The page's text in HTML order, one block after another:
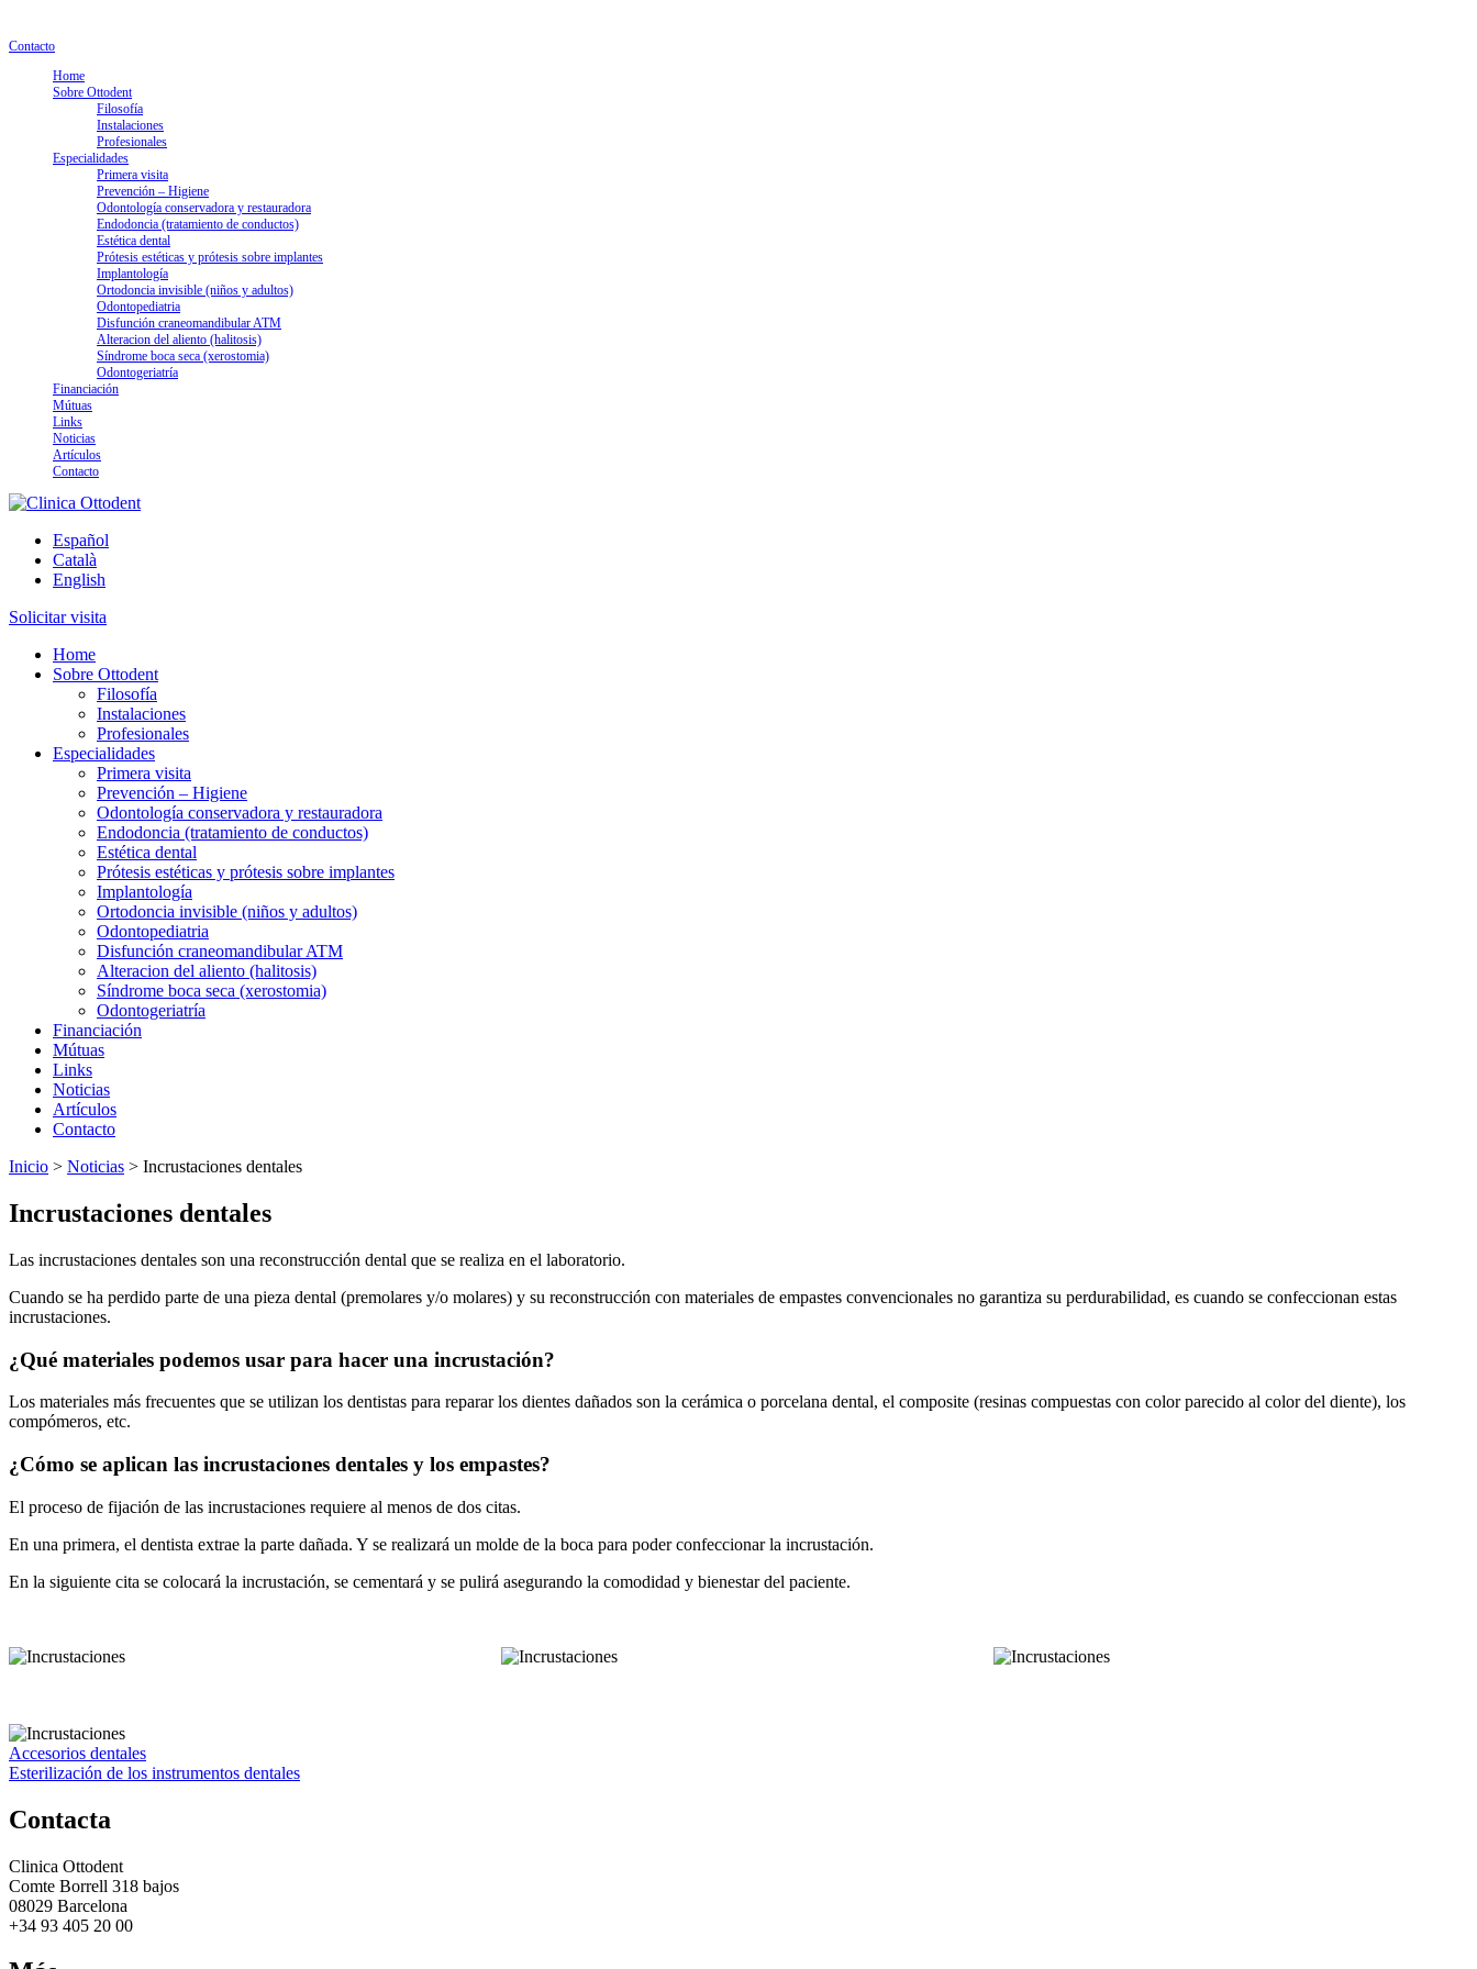
Contacto
Home
Sobre Ottodent
Filosofía
Instalaciones
Profesionales
Especialidades
Primera visita
Prevención – Higiene
Odontología conservadora y restauradora
Endodoncia (tratamiento de conductos)
Estética dental
Prótesis estéticas y prótesis sobre implantes
Implantología
Ortodoncia invisible (niños y adultos)
Odontopediatria
Disfunción craneomandibular ATM
Alteracion del aliento (halitosis)
Síndrome boca seca (xerostomia)
Odontogeriatría
Financiación
Mútuas
Links
Noticias
Artículos
Contacto
Clinica Ottodent
Arte y tecnología dental
Español
Català
English
Solicitar visita
Home
Sobre Ottodent
Filosofía
Instalaciones
Profesionales
Especialidades
Primera visita
Prevención – Higiene
Odontología conservadora y restauradora
Endodoncia (tratamiento de conductos)
Estética dental
Prótesis estéticas y prótesis sobre implantes
Implantología
Ortodoncia invisible (niños y adultos)
Odontopediatria
Disfunción craneomandibular ATM
Alteracion del aliento (halitosis)
Síndrome boca seca (xerostomia)
Odontogeriatría
Financiación
Mútuas
Links
Noticias
Artículos
Contacto
Inicio > Noticias > Incrustaciones dentales
Incrustaciones dentales
Las incrustaciones dentales son una reconstrucción dental que se realiza en el laboratorio.
Cuando se ha perdido parte de una pieza dental (premolares y/o molares) y su reconstrucción con materiales de empastes convencionales no garantiza su perdurabilidad, es cuando se confeccionan estas
incrustaciones.
¿Qué materiales podemos usar para hacer una incrustación?
Los materiales más frecuentes que se utilizan los dentistas para reparar los dientes dañados son la cerámica o porcelana dental, el composite (resinas compuestas con color parecido al color del diente), los
compómeros, etc.
¿Cómo se aplican las incrustaciones dentales y los empastes?
El proceso de fijación de las incrustaciones requiere al menos de dos citas.
En una primera, el dentista extrae la parte dañada. Y se realizará un molde de la boca para poder confeccionar la incrustación.
En la siguiente cita se colocará la incrustación, se cementará y se pulirá asegurando la comodidad y bienestar del paciente.
Navegación
de
entradas
Accesorios dentales
Esterilización de los instrumentos dentales
Contacta
Clinica Ottodent
Comte Borrell 318 bajos
08029 Barcelona
+34 93 405 20 00